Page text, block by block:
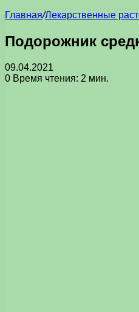
Главная/Лекарственные
Подорожник
09.04.2021
0 Время чтения: 2 мин.